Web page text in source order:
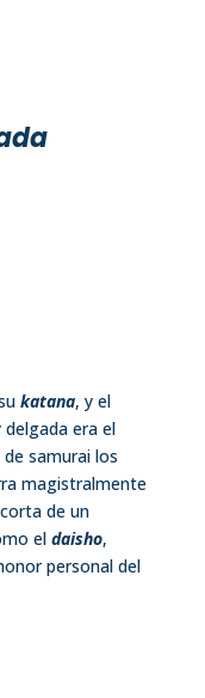
katana, y el
era el
samurai los
magistralmente
de un
el daisho,
personal del